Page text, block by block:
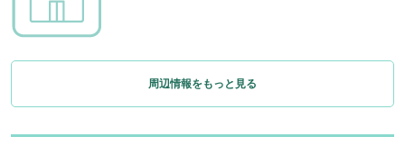
周辺情報をもっと見る